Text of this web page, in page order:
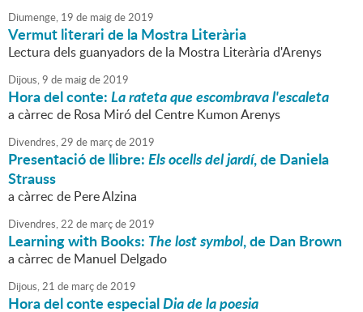
Diumenge, 19 de maigde2019
Vermut literari de la Mostra Literària
Lectura dels guanyadors de la Mostra Literària d'Arenys
Dijous,9 de maigde2019
Hora del conte:La rateta que escombrava l'escaleta
a càrrec de Rosa Miró del Centre Kumon Arenys
Divendres,29 de marçde2019
Presentació de llibre:Els ocells del jardí, de Daniela
Strauss
a càrrec de Pere Alzina
Divendres,22 de marçde2019
Learning with Books: The lost symbol, de Dan Brown
a càrrec de Manuel Delgado
Dijous,21 de marçde2019
Hora del conte especialDia de la poesia